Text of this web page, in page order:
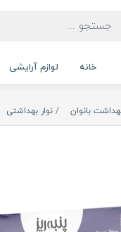
خانه لوازم آرایشی
بانوان نوار بهداشتی